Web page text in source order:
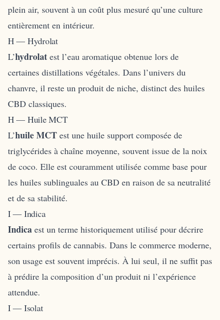
plein air, souvent à un coût plus mesuré qu’une culture
entièrement en intérieur.
H — Hydrolat
L’hydrolat est l’eau aromatique obtenue lors de
certaines distillations végétales. Dans l’univers du
chanvre, il reste un produit de niche, distinct des huiles
CBD classiques.
H — Huile MCT
L’huile MCT est une huile support composée de
triglycérides à chaîne moyenne, souvent issue de la noix
de coco. Elle est couramment utilisée comme base pour
les huiles sublinguales au CBD en raison de sa neutralité
et de sa stabilité.
I — Indica
Indica est un terme historiquement utilisé pour décrire
certains profils de cannabis. Dans le commerce moderne,
son usage est souvent imprécis. À lui seul, il ne suffit pas
à prédire la composition d’un produit ni l’expérience
attendue.
I — Isolat